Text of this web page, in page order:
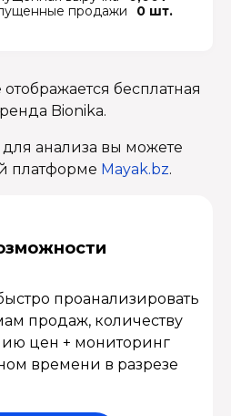
продажи
0 шт.
бесплатная
Bionika.
анализа вы можете
платформе Mayak.bz.
проанализировать
продаж, количеству
цен + мониторинг
времени в разрезе